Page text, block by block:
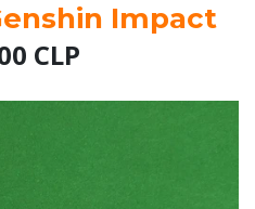
Impact
CLP